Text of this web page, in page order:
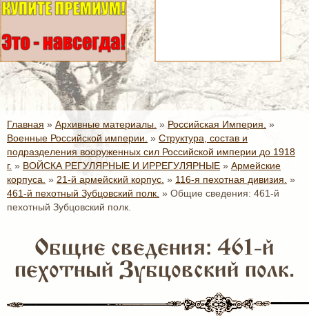
Главная » Архивные материалы. » Российская Империя. »
Военные Российской империи. » Структура, состав и
подразделения вооруженных сил Российской империи до 1918
г. » ВОЙСКА РЕГУЛЯРНЫЕ И ИРРЕГУЛЯРНЫЕ » Армейские
корпуса. » 21-й армейский корпус. » 116-я пехотная дивизия. »
461-й пехотный Зубцовский полк. » Общие сведения: 461-й
пехотный Зубцовский полк.
Общие сведения: 461-й
пехотный Зубцовский полк.